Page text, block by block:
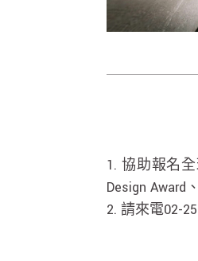
1. 協助報名
Design Award
2. 請來電02-